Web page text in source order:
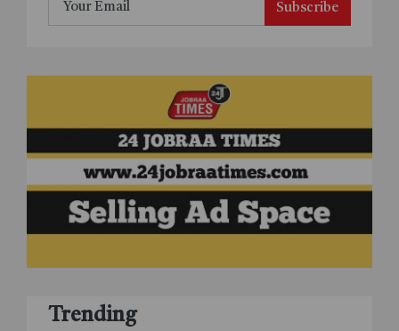
Subscribe
Trending